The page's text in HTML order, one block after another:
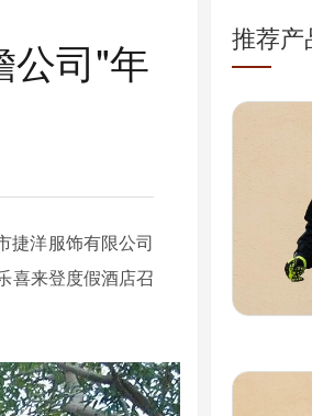
公司"年
捷洋服饰有限公司
喜来登度假酒店召
推荐产